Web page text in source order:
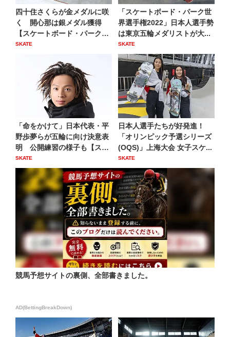
四十住さくらが金メダルに咲
く 開心那は銀メダル獲得
【スケートボード・パーク女
子】
SKATE
「スケートボード・パーク世
界選手権2022」日本人選手勢
は東京五輪メダリストが大...
SKATE
「命をかけて」日本代表・平
野歩夢らが五輪に向け決意表
明 公開練習の様子も【スケ
ー...
SKATE
日本人選手たちが好発進！
「オリンピック予選シリーズ
(OQS)」上海大会 女子スケ...
SKATE
競馬予想サイトの裏側、全部書きました。
AD(BettingBreakDown)